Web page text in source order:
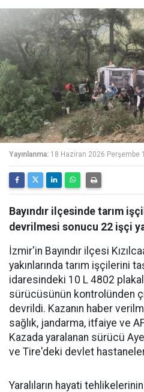
Yayınlanma: 18 Haziran 2026 Perşembe
Bayındır ilçesinde tarım
devrilmesi sonucu 22 işçi
İzmir'in Bayındır ilçesi
yakınlarında tarım işçilerini
idaresindeki 10 L 4802
sürücüsünün kontrolünden
devrildi. Kazanın haber
sağlık, jandarma, itfaiye ve
Kazada yaralanan sürücü
ve Tire'deki devlet
Yaralıların hayati